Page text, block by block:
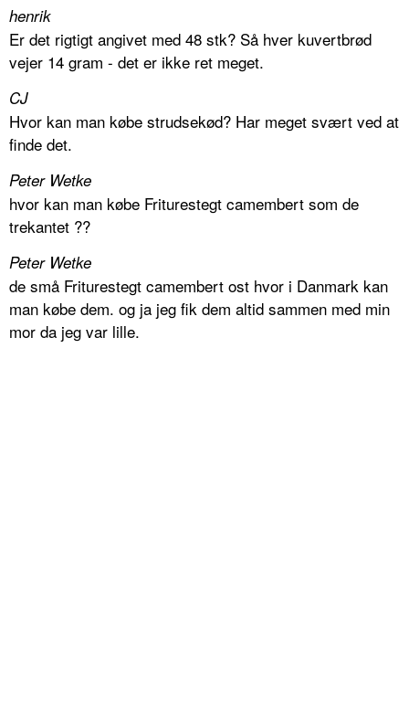
henrik
Er det rigtigt angivet med 48 stk? Så hver kuvertbrød
vejer 14 gram - det er ikke ret meget.
CJ
Hvor kan man købe strudsekød? Har meget svært ved at
finde det.
Peter Wetke
hvor kan man købe Friturestegt camembert som de
trekantet ??
Peter Wetke
de små Friturestegt camembert ost hvor i Danmark kan
man købe dem. og ja jeg fik dem altid sammen med min
mor da jeg var lille.